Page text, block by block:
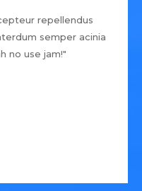
repellendus
semper acinia
no use jam!"